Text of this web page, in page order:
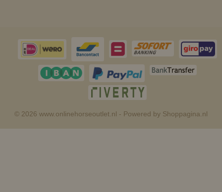
© 2026 www.onlinehorseoutlet.nl - Powered by Shoppagina.nl